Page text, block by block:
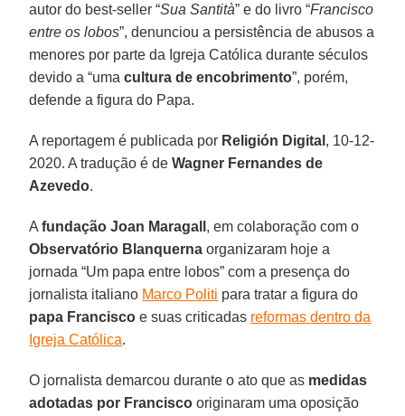
autor do best-seller “Sua Santità” e do livro “Francisco
entre os lobos”, denunciou a persistência de abusos a
menores por parte da Igreja Católica durante séculos
devido a “umacultura de encobrimento”, porém,
defende a figura do Papa.
A reportagem é publicada por Religión Digital , 10-12-
2020. A tradução é deWagner Fernandes de
Azevedo.
Afundação Joan Maragall , em colaboração com o
Observatório Blanquerna organizaram hoje a
jornada “Um papa entre lobos” com a presença do
jornalista italiano Marco Politi para tratar a figura do
papa Francisco e suas criticadas reformas dentro da
Igreja Católica.
O jornalista demarcou durante o ato que as medidas
adotadas por Francisco originaram uma oposição